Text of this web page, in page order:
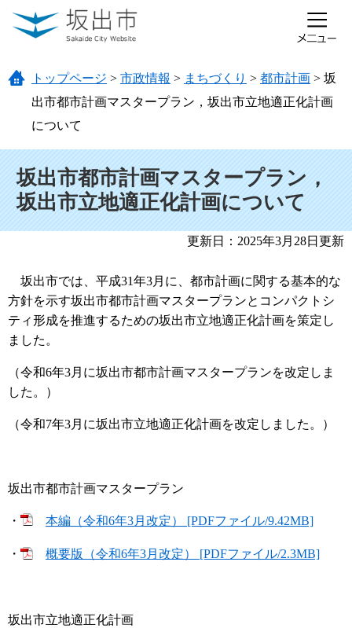
ページの先頭です。
メニューを飛ばして本文へ
トップページ > 市政情報 > まちづくり > 都市計画 > 坂
出市都市計画マスタープラン，坂出市立地適正化計画
について
坂出市都市計画マスタープラン，
坂出市立地適正化計画について
更新日：2025年3月28日更新
坂出市では、平成31年3月に、都市計画に関する基本的な
方針を示す坂出市都市計画マスタープランとコンパクトシ
ティ形成を推進するための坂出市立地適正化計画を策定し
ました。
（令和6年3月に坂出市都市計画マスタープランを改定しま
した。）
（令和7年3月に坂出市立地適正化計画を改定しました。）
坂出市都市計画マスタープラン
・ 本編（令和6年3月改定） [PDFファイル/9.42MB]
・ 概要版（令和6年3月改定） [PDFファイル/2.3MB]
坂出市立地適正化計画